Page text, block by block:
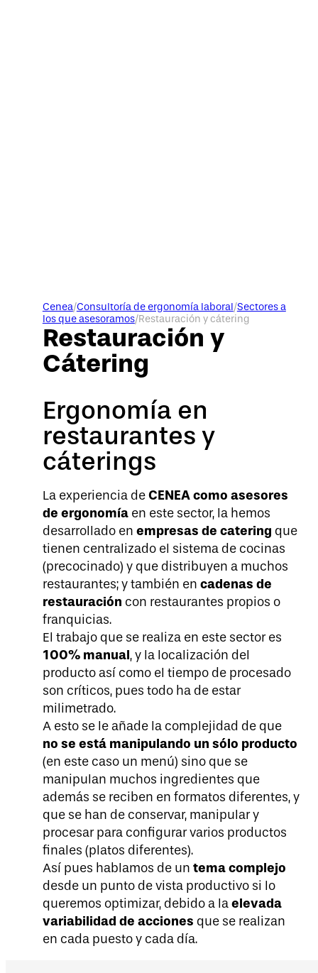
Cenea/Consultoría de ergonomía laboral/Sectores a
los que asesoramos/Restauración y cátering
Restauración y
Cátering
Ergonomía en
restaurantes y
cáterings
La experiencia deCENEA como asesores
de ergonomía en este sector, la hemos
desarrollado en empresas de catering que
tienen centralizado el sistema de cocinas
(precocinado) y que distribuyen a muchos
restaurantes; y también en cadenas de
restauración con restaurantes propios o
franquicias.
El trabajo que se realiza en este sector es
100% manual, y la localización del
producto así como el tiempo de procesado
son críticos, pues todo ha de estar
milimetrado.
A esto se le añade la complejidad de que
no se está manipulando un sólo producto
(en este caso un menú) sino que se
manipulan muchos ingredientes que
además se reciben en formatos diferentes, y
que se han de conservar, manipular y
procesar para configurar varios productos
finales (platos diferentes).
Así pues hablamos de un tema complejo
desde un punto de vista productivo si lo
queremos optimizar, debido a laelevada
variabilidad de acciones que se realizan
en cada puesto y cada día.